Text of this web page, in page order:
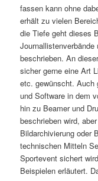
fassen kann ohne
erhält zu vielen
die Tiefe geht dieses
beschrieben. An
sicher gerne eine Art
etc. gewünscht. Auch
und Software in dem
hin zu Beamer und
beschrieben wird,
Bildarchivierung oder
technischen Mitteln
Sportevent sichert
Beispielen erläutert.